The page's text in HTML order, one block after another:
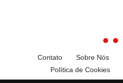
Contato Sobre Nós
Política de Cookies